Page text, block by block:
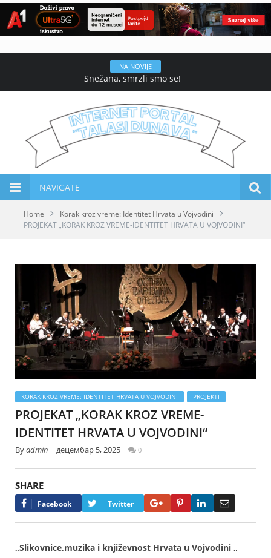
NAJNOVIJE
Snežana, smrzli smo se!
NAVIGATE
Home
Korak kroz vreme: Identitet Hrvata u Vojvodini
PROJEKAT „KORAK KROZ VREME-IDENTITET HRVATA U VOJVODINI“
KORAK KROZ VREME: IDENTITET HRVATA U VOJVODINI PROJEKTI
PROJEKAT „KORAK KROZ VREME-
IDENTITET HRVATA U VOJVODINI“
Byadmin децембар 5, 2025 0
SHARE
Facebook Twitter Google+PinterestLinkedIn
„Slikovnice,muzika i književnost Hrvata u Vojvodini „